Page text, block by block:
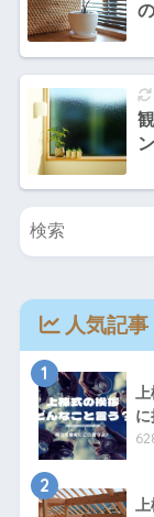
人気記事
1
2